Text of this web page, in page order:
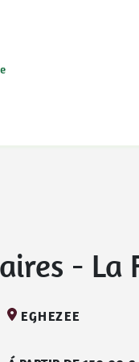
- La
EGHEZEE